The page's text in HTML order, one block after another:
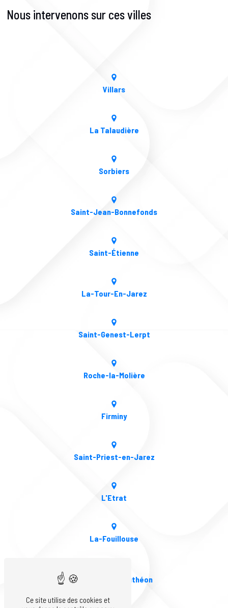
Nous intervenons sur ces villes
Villars
La Talaudière
Sorbiers
Saint-Jean-Bonnefonds
Saint-Étienne
La-Tour-En-Jarez
Saint-Genest-Lerpt
Roche-la-Molière
Firminy
Saint-Priest-en-Jarez
L'Etrat
La-Fouillouse
Andrézieux-Bouthéon
Ce site utilise des cookies et